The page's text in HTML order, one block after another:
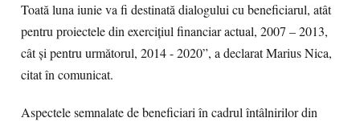
Toată luna iunie va fi destinată dialogului cu beneficiarul, atât
pentru proiectele din exerciţiul financiar actual, 2007 – 2013,
cât şi pentru următorul, 2014 - 2020”, a declarat Marius Nica,
citat în comunicat.
Aspectele semnalate de beneficiari în cadrul întâlnirilor din